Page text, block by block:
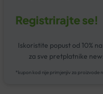
Registrirajte se!
Iskoristite popust od 10%
za sve pretplatnike
*kupon kod nije primjenjiv za proizvode